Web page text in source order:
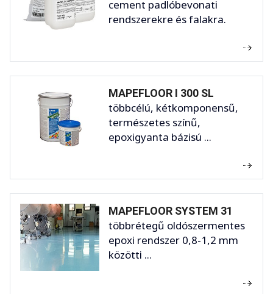
cement padlóbevonati
rendszerekre és falakra.
MAPEFLOOR I 300 SL
többcélú, kétkomponensű,
természetes színű,
epoxigyanta bázisú ...
MAPEFLOOR SYSTEM 31
többrétegű oldószermentes
epoxi rendszer 0,8-1,2 mm
közötti ...